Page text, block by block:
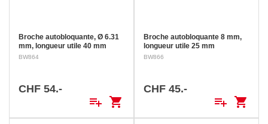
Broche autobloquante, Ø 6.31
mm, longueur utile 40 mm
BW864
CHF 54.-
playlist_add shopping_cart
Broche autobloquante 8 mm,
longueur utile 25 mm
BW866
CHF 45.-
playlist_add shopping_cart